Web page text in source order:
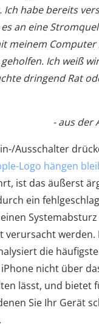
Ich habe bereits
an eine
meinem
Ich weiß
dringend Rat
- aus der
Ausschalter
Logo hängen
ist das äußerst
ein
verursacht werden.
die
nicht über
lässt, und bietet
Sie Ihr Gerät